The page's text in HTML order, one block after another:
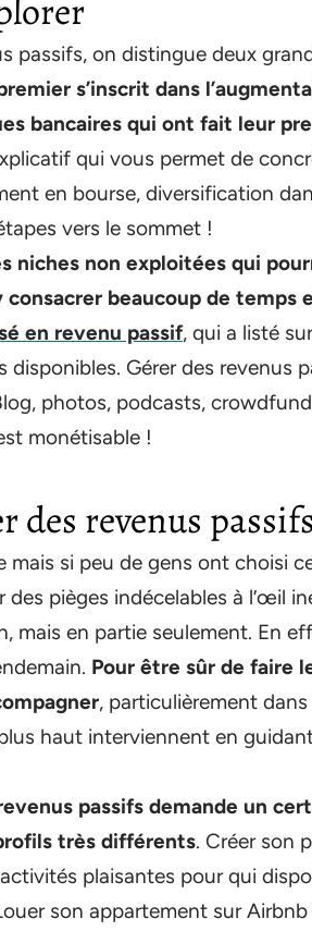
passifs, on distingue deux
s’inscrit dans
bancaires qui ont fait leur
qui vous permet de
en bourse, diversification
vers le sommet !
niches non exploitées qui
consacrer beaucoup de temps
en revenu passif, qui a listé
disponibles. Gérer des revenus
photos, podcasts,
monétisable !
des revenus
mais si peu de gens ont choisi
pièges indécelables à l’œil
mais en partie seulement. En
Pour être sûr de faire
, particulièrement dans
haut interviennent en
passifs demande un
très différents. Créer son
plaisantes pour qui
son appartement sur